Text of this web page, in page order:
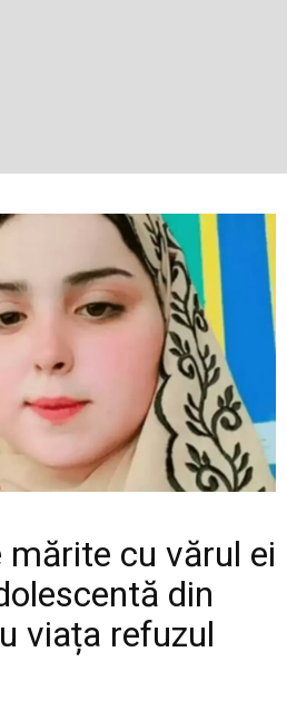
mărite cu vărul ei
din
viața refuzul